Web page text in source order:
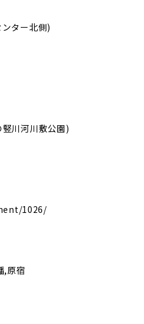
ター北側)
川河川敷公園)
1026/
,原宿